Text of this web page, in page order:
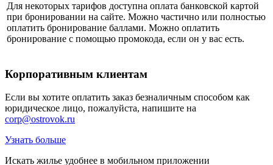
Для некоторых тарифов доступна оплата банковской картой
при бронировании на сайте. Можно частично или полностью
оплатить бронирование баллами. Можно оплатить
бронирование с помощью промокода, если он у вас есть.
Корпоративным клиентам
Если вы хотите оплатить заказ безналичным способом как
юридическое лицо, пожалуйста, напишите на
corp@ostrovok.ru
Узнать больше
Искать жилье удобнее в мобильном приложении